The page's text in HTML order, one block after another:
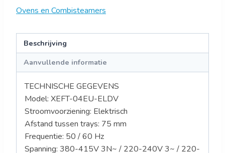
Ovens en Combisteamers
Beschrijving
Aanvullende informatie
TECHNISCHE GEGEVENS
Model: XEFT-04EU-ELDV
Stroomvoorziening: Elektrisch
Afstand tussen trays: 75 mm
Frequentie: 50 / 60 Hz
Spanning: 380-415V 3N~ / 220-240V 3~ / 220-